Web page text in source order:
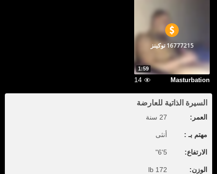
1:59
16777215 توكينز
Masturbation
14
السيرة الذاتية للعارضة
العمر: 27 سنة
مهتم بـ : أنثى
الارتفاع: 5'6"
الوزن: 172 lb